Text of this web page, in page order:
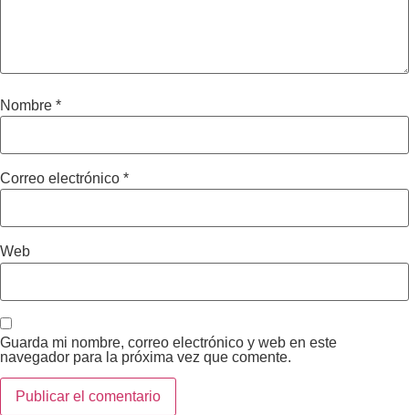
Nombre *
Correo electrónico *
Web
Guarda mi nombre, correo electrónico y web en este
navegador para la próxima vez que comente.